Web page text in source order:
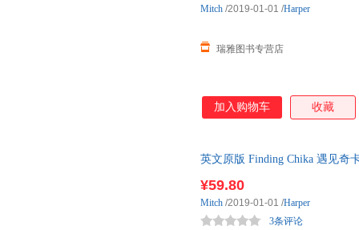
瑞雅图书专营店
Mitch /2019-01-01 /Harper
加入购物车 收藏
英文原版 Finding Chika 遇见奇
¥59.80
3条评论
Mitch /2019-01-01 /Harper